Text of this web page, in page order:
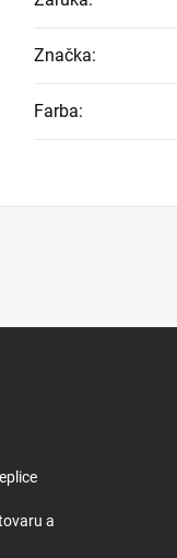
Značka:
Farba:
a